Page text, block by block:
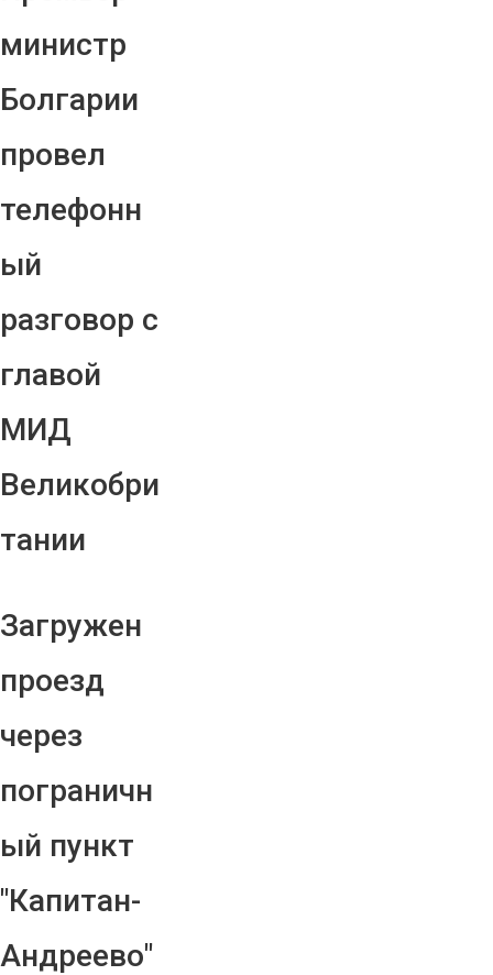
министр
Болгарии
провел
телефонн
ый
разговор с
главой
МИД
Великобри
тании
Загружен
проезд
через
пограничн
ый пункт
"Капитан-
Андреево"